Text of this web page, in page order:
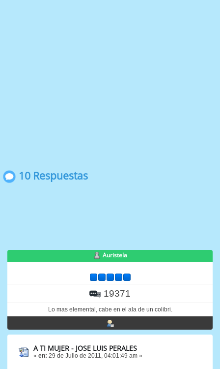
10 Respuestas
Auristela
19371
Lo mas elemental, cabe en el ala de un colibri.
A TI MUJER - JOSE LUIS PERALES
« en: 29 de Julio de 2011, 04:01:49 am »